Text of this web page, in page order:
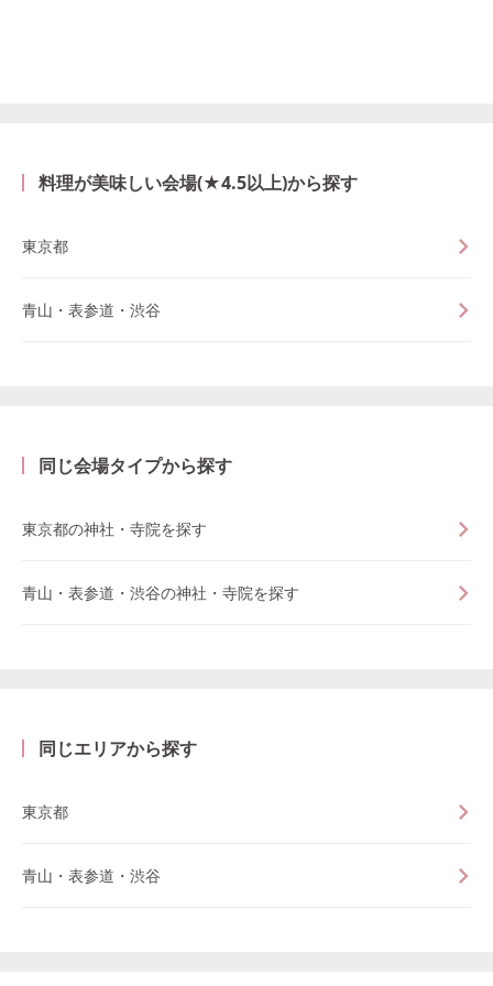
料理が美味しい会場(★4.5以上)から探す
東京都
青山・表参道・渋谷
同じ会場タイプから探す
東京都の神社・寺院を探す
青山・表参道・渋谷の神社・寺院を探す
同じエリアから探す
東京都
青山・表参道・渋谷